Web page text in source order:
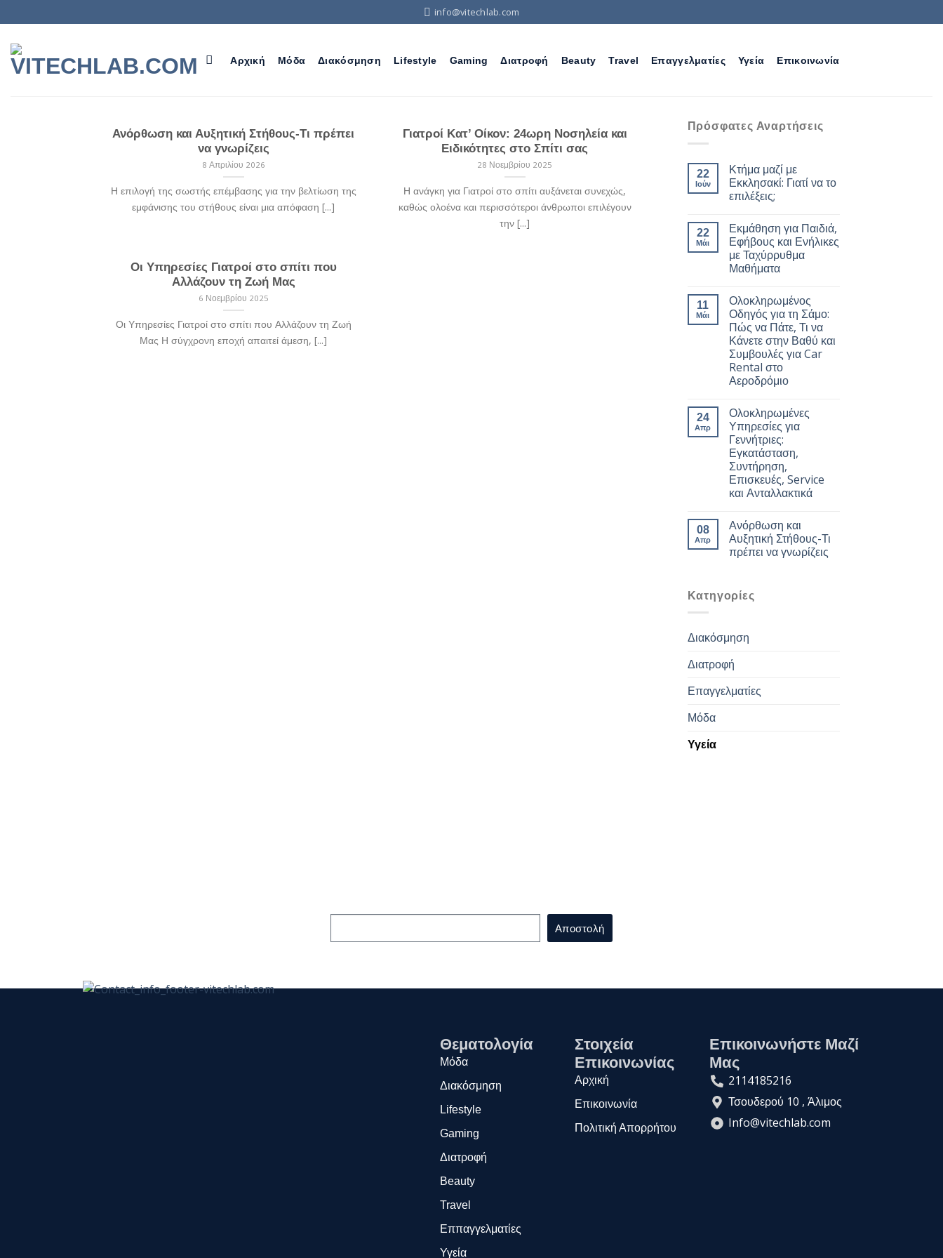
info@vitechlab.com
Αρχική Μόδα Διακόσμηση Lifestyle Gaming Διατροφή Beauty Travel Επαγγελματίες Υγεία Επικοινωνία
Ανόρθωση και Αυξητική Στήθους-Τι πρέπει
να γνωρίζεις
8 Απριλίου 2026
Η επιλογή της σωστής επέμβασης για την βελτίωση της
εμφάνισης του στήθους είναι μια απόφαση [...]
Γιατροί Κατ’ Οίκον: 24ωρη Νοσηλεία και
Ειδικότητες στο Σπίτι σας
28 Νοεμβρίου 2025
Η ανάγκη για Γιατροί στο σπίτι αυξάνεται συνεχώς,
καθώς ολοένα και περισσότεροι άνθρωποι επιλέγουν
την [...]
Οι Υπηρεσίες Γιατροί στο σπίτι που
Αλλάζουν τη Ζωή Μας
6 Νοεμβρίου 2025
Οι Υπηρεσίες Γιατροί στο σπίτι που Αλλάζουν τη Ζωή
Μας Η σύγχρονη εποχή απαιτεί άμεση, [...]
Πρόσφατες Αναρτήσεις
22
Ιούν
Κτήμα μαζί με
Εκκλησακί: Γιατί να το
επιλέξεις;
22
Μάι
Εκμάθηση για Παιδιά,
Εφήβους και Ενήλικες
με Ταχύρρυθμα
Μαθήματα
11
Μάι
Ολοκληρωμένος
Οδηγός για τη Σάμο:
Πώς να Πάτε, Τι να
Κάνετε στην Βαθύ και
Συμβουλές για Car
Rental στο
Αεροδρόμιο
24
Απρ
Ολοκληρωμένες
Υπηρεσίες για
Γεννήτριες:
Εγκατάσταση,
Συντήρηση,
Επισκευές, Service
και Ανταλλακτικά
08
Απρ
Ανόρθωση και
Αυξητική Στήθους-Τι
πρέπει να γνωρίζεις
Kατηγορίες
Διακόσμηση
Διατροφή
Επαγγελματίες
Μόδα
Υγεία
Αποστολή
Θεματολογία
Μόδα
Διακόσμηση
Lifestyle
Gaming
Διατροφή
Beauty
Travel
Εππαγγελματίες
Υγεία
Στοιχεία
Επικοινωνίας
Αρχική
Επικοινωνία
Πολιτική Απορρήτου
Επικοινωνήστε Μαζί
Μας
2114185216
Τσουδερού 10 , Άλιμος
Info@vitechlab.com